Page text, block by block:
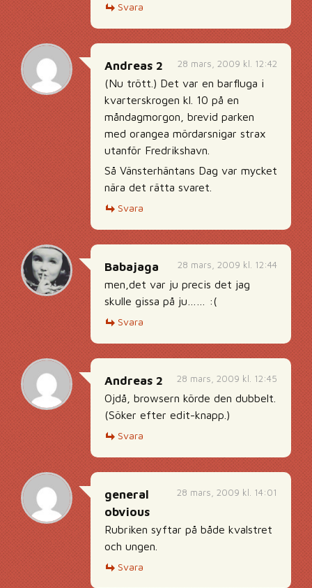
Svara
28 mars, 2009 kl. 12:42
Andreas 2
(Nu trött.) Det var en barfluga i
kvarterskrogen kl. 10 på en
måndagmorgon, brevid parken
med orangea mördarsnigar strax
utanför Fredrikshavn.
Så Vänsterhäntans Dag var mycket
nära det rätta svaret.
Svara
28 mars, 2009 kl. 12:44
Babajaga
men,det var ju precis det jag
skulle gissa på ju…… :(
Svara
28 mars, 2009 kl. 12:45
Andreas 2
Ojdå, browsern körde den dubbelt.
(Söker efter edit-knapp.)
Svara
28 mars, 2009 kl. 14:01
general
obvious
Rubriken syftar på både kvalstret
och ungen.
Svara